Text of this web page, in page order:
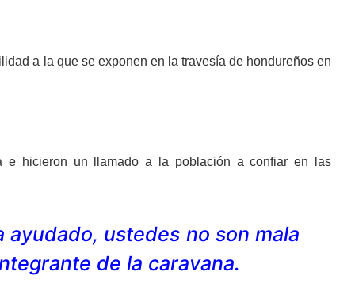
a la que se exponen en la travesía de hondureños en
e hicieron un llamado a la población a confiar en las
ayudado, ustedes no son mala
de la caravana.